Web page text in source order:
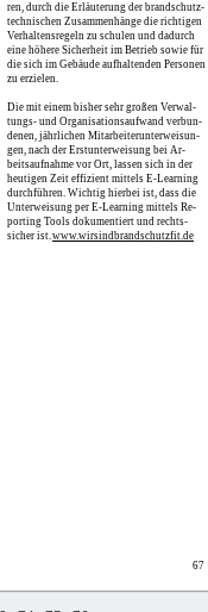
67
ren, durch die Erläuterung der brandschutz-
technischen Zusammenhänge die richtigen
Verhaltensregeln zu schulen und dadurch
eine höhere Sicherheit im Betrieb sowie für
die sich im Gebäude aufhaltenden Personen
zu erzielen.
Die mit einem bisher sehr großen Verwal-
tungs- und Organisationsaufwand verbun-
denen, jährlichen Mitarbeiterunterweisun-
gen, nach der Erstunterweisung bei Ar-
beitsaufnahme vor Ort, lassen sich in der
heutigen Zeit effizient mittels E-Learning
durchführen. Wichtig hierbei ist, dass die
Unterweisung per E-Learning mittels Re-
porting Tools dokumentiert und rechts-
sicher ist.www.wirsindbrandschutzfit.de